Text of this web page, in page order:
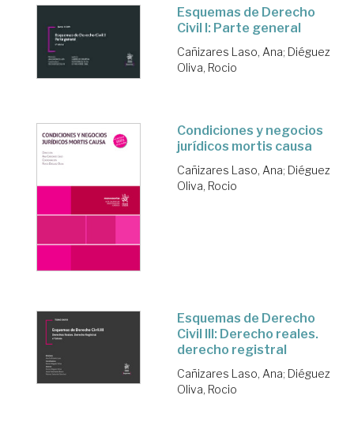
Esquemas de Derecho
Civil I: Parte general
Cañizares Laso, Ana; Diéguez
Oliva, Rocio
Condiciones y negocios
jurídicos mortis causa
Cañizares Laso, Ana; Diéguez
Oliva, Rocio
Esquemas de Derecho
Civil III: Derecho reales.
derecho registral
Cañizares Laso, Ana; Diéguez
Oliva, Rocio